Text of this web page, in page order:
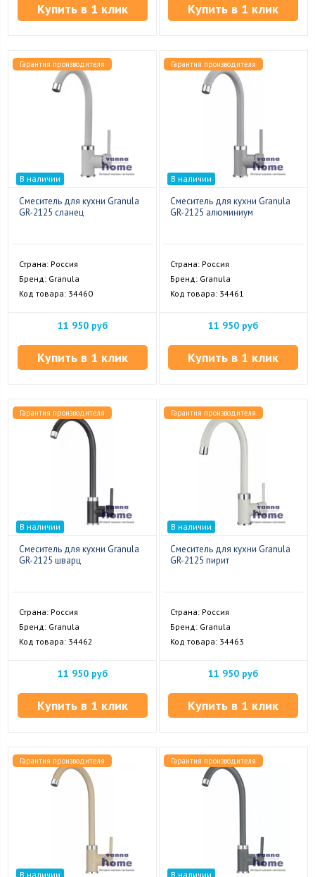
Купить в 1 клик Купить в 1 клик
Гарантия производителя
В наличии
Смеситель для кухни Granula
GR-2125 сланец
Страна: Россия
Бренд: Granula
Код товара: 34460
11 950 руб
Купить в 1 клик
Гарантия производителя
В наличии
Смеситель для кухни Granula
GR-2125 алюминиум
Страна: Россия
Бренд: Granula
Код товара: 34461
11 950 руб
Купить в 1 клик
Гарантия производителя
В наличии
Смеситель для кухни Granula
GR-2125 шварц
Страна: Россия
Бренд: Granula
Код товара: 34462
11 950 руб
Купить в 1 клик
Гарантия производителя
В наличии
Смеситель для кухни Granula
GR-2125 пирит
Страна: Россия
Бренд: Granula
Код товара: 34463
11 950 руб
Купить в 1 клик
Гарантия производителя
В наличии
Гарантия производителя
В наличии